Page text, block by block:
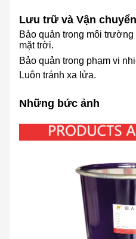
Lưu trữ và Vận chuyển
Bảo quản trong môi
mặt trời.
Bảo quản trong phạm vi
Luôn tránh xa lửa.
Những bức ảnh